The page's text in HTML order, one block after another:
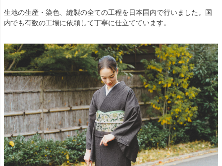
生地の生産・染色、縫製の全ての工程を日本国内で行いました。国
内でも有数の工場に依頼して丁寧に仕立てています。